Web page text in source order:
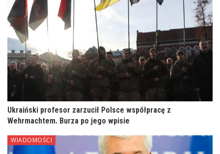
Ukraiński profesor zarzucił Polsce współpracę z
Wehrmachtem. Burza po jego wpisie
WIADOMOŚCI